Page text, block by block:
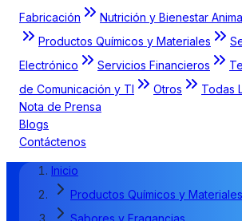
Fabricación
Nutrición y Bienestar
Productos Químicos y Materiales
Electrónico
Servicios Financieros
de Comunicación y TI
Otros
Todas
Nota de Prensa
Blogs
Contáctenos
Inicio
Productos Químicos y Materiales
Sabores y Fragancias